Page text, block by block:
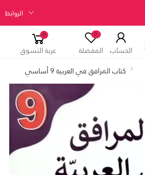
الروابط
الحساب
0
المفضلة
0
عربة التسوق
كتاب المرافق في العربية 9 أساسي